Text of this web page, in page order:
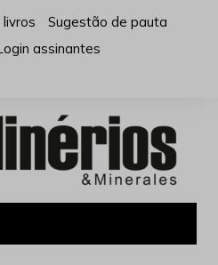
Sugestão de pauta
assinantes